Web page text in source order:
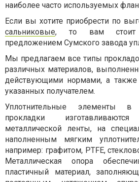
наиболее часто используемых
Если вы хотите приобрести по
сальниковые, то вам стоит
предложением Сумского завода
Мы предлагаем все типы
различных материалов,
действующими нормами, а также
указанных получателем.
Уплотнительные элементы в
прокладки
металлической ленты, на
наполненным мягким
например: графитом, PTFE,
Металлическая опора
пластичный материал,